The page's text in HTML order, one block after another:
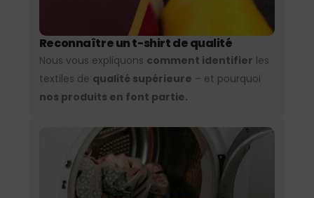
Reconnaître un t-shirt de qualité
Nous vous expliquons comment identifier les
textiles de qualité supérieure – et pourquoi
nos produits en font partie.